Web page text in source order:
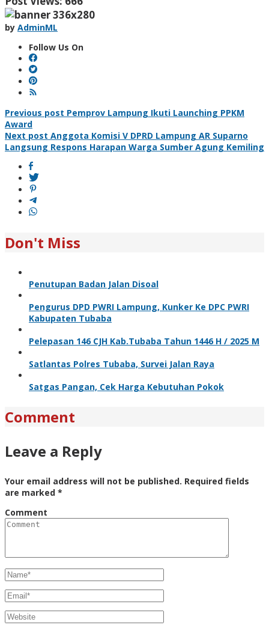
by AdminML
Follow Us On
Post
navigation
Previous post Pemprov Lampung Ikuti Launching PPKM
Award
Next post Anggota Komisi V DPRD Lampung AR Suparno
Langsung Respons Harapan Warga Sumber Agung Kemiling
Don't Miss
Penutupan Badan Jalan Disoal
Pengurus DPD PWRI Lampung, Kunker Ke DPC PWRI
Kabupaten Tubaba
Pelepasan 146 CJH Kab.Tubaba Tahun 1446 H / 2025 M
Satlantas Polres Tubaba, Survei Jalan Raya
Satgas Pangan, Cek Harga Kebutuhan Pokok
Comment
Leave a Reply
Your email address will not be published. Required fields
are marked *
Comment